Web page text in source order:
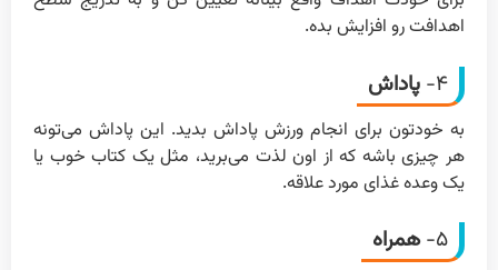
اهدافت رو افزایش بده.
۴- پاداش
به خودتون برای انجام ورزش پاداش بدید. این پاداش می‌تونه
هر چیزی باشه که از اون لذت می‌برید، مثل یک کتاب خوب یا
یک وعده غذای مورد علاقه.
۵- همراه